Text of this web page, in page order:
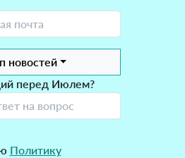
новостей
перед Июлем?
Политику